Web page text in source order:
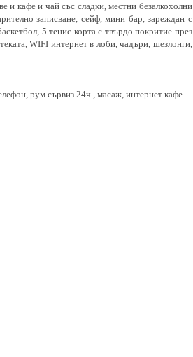
и кафе и чай със сладки, местни безалкохолни
записване, сейф, мини бар, зареждан с
5 тенис корта с твърдо покритие през
WIFI интернет в лоби, чадъри, шезлонги,
рум сървиз 24ч., масаж, интернет кафе.